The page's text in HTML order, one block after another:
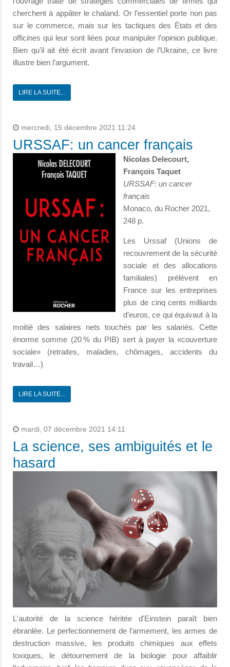
cherchent à appâter le chaland. Or l’essentiel porte non pas
sur le commerce, mais sur les tactiques des États et des
officines qui leur sont liées pour manipuler l’opinion publique.
Bien qu’il ait été écrit avant l’invasion de l’Ukraine, ce livre
illustre bien l’argument.
LIRE LA SUITE...
mercredi, 15 décembre 2021 11:24
URSSAF: un cancer français
Nicolas Delecourt,
François Taquet
URSSAF: un cancer
français
Monaco, du Rocher 2021,
248 p.
Les Urssaf (Unions de
recouvrement de la sécurité
sociale et des allocations
familiales) prélèvent en
France sur les entreprises
plus de cinq cents milliards
d’euros, ce qui équivaut à la
moitié des salaires nets touchés par les salariés. Cette
énorme somme (20 % du PIB) sert à payer la «couverture
sociale» (retraites, maladies, chômages, accidents du
travail…)
LIRE LA SUITE...
mardi, 07 décembre 2021 14:11
La science, ses ambiguités et le
hasard
L'autorité de la science héritée d'Einstein paraît bien
ébranlée. Le perfectionnement de l’armement, les armes de
destruction massive, les produits chimiques aux effets
toxiques, le détournement de la biologie pour affaiblir